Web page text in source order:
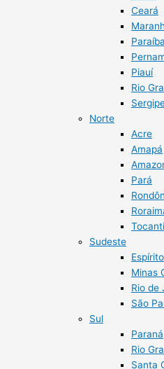
Ceará
Paraíba
Piauí
Rio
Norte
Acre
Amapá
Pará
Sudeste
Minas
Rio de
São
Sul
Paraná
Rio
Santa